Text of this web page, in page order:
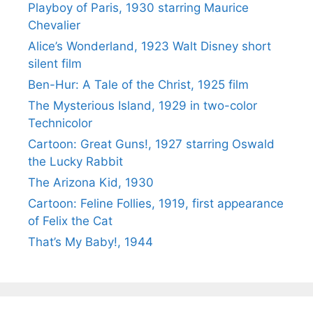
Playboy of Paris, 1930 starring Maurice
Chevalier
Alice’s Wonderland, 1923 Walt Disney short
silent film
Ben-Hur: A Tale of the Christ, 1925 film
The Mysterious Island, 1929 in two-color
Technicolor
Cartoon: Great Guns!, 1927 starring Oswald
the Lucky Rabbit
The Arizona Kid, 1930
Cartoon: Feline Follies, 1919, first appearance
of Felix the Cat
That’s My Baby!, 1944